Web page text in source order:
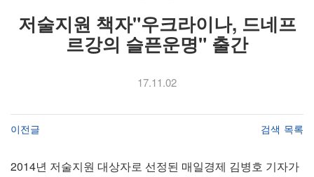
저술지원 책자"우크라이나, 드네프
르강의 슬픈운명" 출간
17.11.02
이전글 검색 목록
2014년 저술지원 대상자로 선정된 매일경제 김병호 기자가